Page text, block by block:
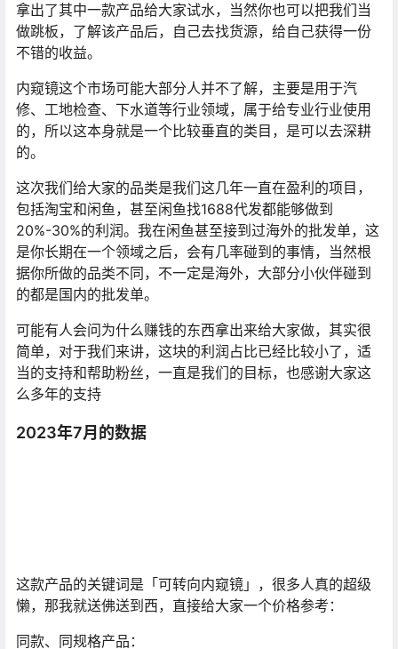
拿出了其中一款产品给大家试水，当然你也可以把我们当
做跳板，了解该产品后，自己去找货源，给自己获得一份
不错的收益。
内窥镜这个市场可能大部分人并不了解，主要是用于汽
修、工地检查、下水道等行业领域，属于给专业行业使用
的，所以这本身就是一个比较垂直的类目，是可以去深耕
的。
这次我们给大家的品类是我们这几年一直在盈利的项目，
包括淘宝和闲鱼，甚至闲鱼找1688代发都能够做到
20%-30%的利润。我在闲鱼甚至接到过海外的批发单，这
是你长期在一个领域之后，会有几率碰到的事情，当然根
据你所做的品类不同，不一定是海外，大部分小伙伴碰到
的都是国内的批发单。
可能有人会问为什么赚钱的东西拿出来给大家做，其实很
简单，对于我们来讲，这块的利润占比已经比较小了，适
当的支持和帮助粉丝，一直是我们的目标，也感谢大家这
么多年的支持
2023年7月的数据
这款产品的关键词是「可转向内窥镜」，很多人真的超级
懒，那我就送佛送到西，直接给大家一个价格参考：
同款、同规格产品：